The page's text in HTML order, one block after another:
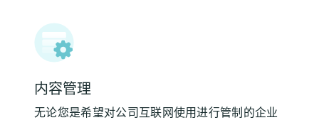
内容管理
无论您是希望对公司互联网使用进行管制的企业